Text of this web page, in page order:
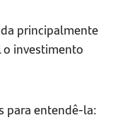
principalmente
o investimento
para entendê-la: